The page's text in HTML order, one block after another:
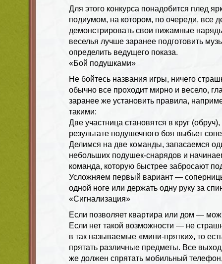
Для этого конкурса понадобится плед
подиумом, на котором, по очереди, все
демонстрировать свои пижамные
веселья лучше заранее подготовить
определить ведущего показа.
«Бой подушками»
Не бойтесь названия игры, ничего
обычно все проходит мирно и весело,
заранее же установить правила,
такими:
Две участница становятся в круг
результате подушечного боя выбьет
Делимся на две команды, запасаемся
небольших подушек-снарядов и
команда, которую быстрее забросают
Усложняем первый вариант —
одной ноге или держать одну руку за
«Сигнализация»
Если позволяет квартира или дом —
Если нет такой возможности — не
в так называемые «мини-прятки», то
прятать различные предметы. Все
же должен спрятать мобильный